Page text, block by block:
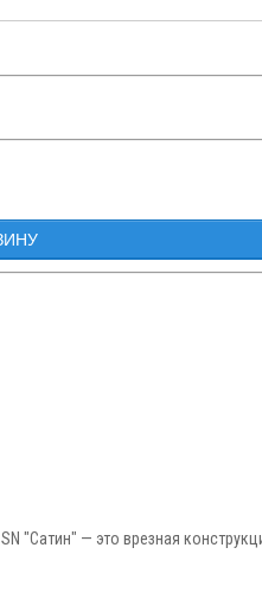
"Сатин" — это врезная